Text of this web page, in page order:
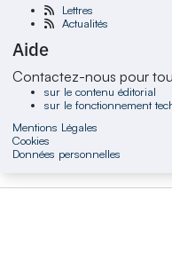
Lettres
Actualités
Aide
Contactez-nous pour
sur le contenu éditorial
sur le fonctionnement
Mentions Légales
Cookies
Données personnelles